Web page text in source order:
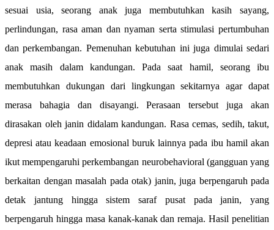
sesuai usia, seorang anak juga membutuhkan kasih sayang,
perlindungan, rasa aman dan nyaman serta stimulasi pertumbuhan
dan perkembangan. Pemenuhan kebutuhan ini juga dimulai sedari
anak masih dalam kandungan. Pada saat hamil, seorang ibu
membutuhkan dukungan dari lingkungan sekitarnya agar dapat
merasa bahagia dan disayangi. Perasaan tersebut juga akan
dirasakan oleh janin didalam kandungan. Rasa cemas, sedih, takut,
depresi atau keadaan emosional buruk lainnya pada ibu hamil akan
ikut mempengaruhi perkembangan neurobehavioral (gangguan yang
berkaitan dengan masalah pada otak) janin, juga berpengaruh pada
detak jantung hingga sistem saraf pusat pada janin, yang
berpengaruh hingga masa kanak-kanak dan remaja. Hasil penelitian